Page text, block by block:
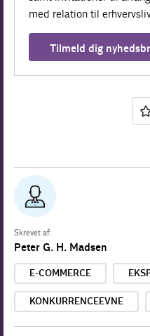
med relation til
Tilmeld dig
Skrevet af:
Peter G. H. Madsen
E-COMMERCE
KONKURRENCEEVNE